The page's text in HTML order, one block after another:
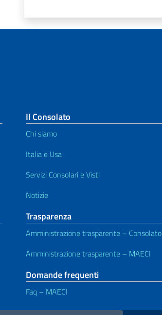
Il Consolato
Chi siamo
Italia e Usa
Servizi Consolari e Visti
Notizie
Trasparenza
Amministrazione trasparente – Consolato
Amministrazione trasparente – MAECI
Domande frequenti
Faq – MAECI